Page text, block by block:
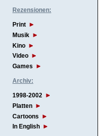
Rezensionen:
Print
Musik
Kino
Video
Games
Archiv:
1998-2002
Platten
Cartoons
In English